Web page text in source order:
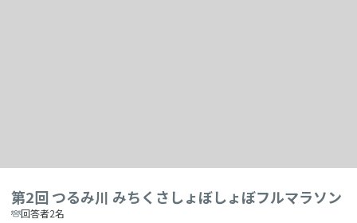
第2回 つるみ川 みちくさしょぼしょぼフルマラソン
回答者2名